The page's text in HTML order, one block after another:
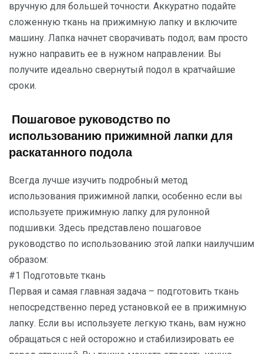
вручную для большей точности. Аккуратно подайте
сложенную ткань на прижимную лапку и включите
машину. Лапка начнет сворачивать подол; вам просто
нужно направить ее в нужном направлении. Вы
получите идеально свернутый подол в кратчайшие
сроки.
Пошаговое руководство по
использованию прижимной лапки для
раскатанного подола
Всегда лучше изучить подробный метод
использования прижимной лапки, особенно если вы
используете прижимную лапку для рулонной
подшивки. Здесь представлено пошаговое
руководство по использованию этой лапки наилучшим
образом:
#1 Подготовьте ткань
Первая и самая главная задача – подготовить ткань
непосредственно перед установкой ее в прижимную
лапку. Если вы используете легкую ткань, вам нужно
обращаться с ней осторожно и стабилизировать ее